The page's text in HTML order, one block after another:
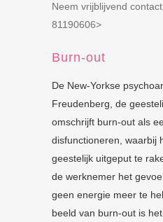
Neem vrijblijvend
81190606>
Burn-out
De New-Yorkse
Freudenberg, de
omschrijft burn-out als
disfunctioneren, waarbij
geestelijk uitgeput te
de werknemer het
geen energie meer te
beeld van burn-out is